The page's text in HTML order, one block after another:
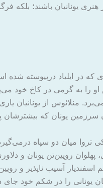
هنری یونانیان باشند؛ بلکه
که در ایلیاد درپیوسته
را به گرمی در کاخ خود
منلائوس از یونانیان
سرزمین یونان که بیشترشان
تروا میان دو سپاه
رویین‌تن یونان و
اسفندیار آسیب نا‌پذیر و
یونانی را در شکم خود